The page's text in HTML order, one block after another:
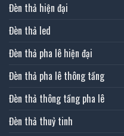
Đèn thả hiện đại
Đèn thả led
Đèn thả pha lê hiện đại
Đèn thả pha lê thông tầng
Đèn thả thông tầng pha lê
Đèn thả thuỷ tinh